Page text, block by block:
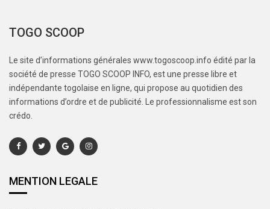
TOGO SCOOP
Le site d’informations générales www.togoscoop.info édité par la
société de presse TOGO SCOOP INFO, est une presse libre et
indépendante togolaise en ligne, qui propose au quotidien des
informations d’ordre et de publicité. Le professionnalisme est son
crédo.
MENTION LEGALE